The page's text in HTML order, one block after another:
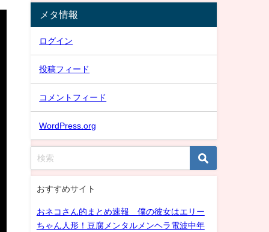
メタ情報
ログイン
投稿フィード
コメントフィード
WordPress.org
おすすめサイト
おネコさん的まとめ速報 僕の彼女はエリー
ちゃん人形！豆腐メンタルメンヘラ電波中年